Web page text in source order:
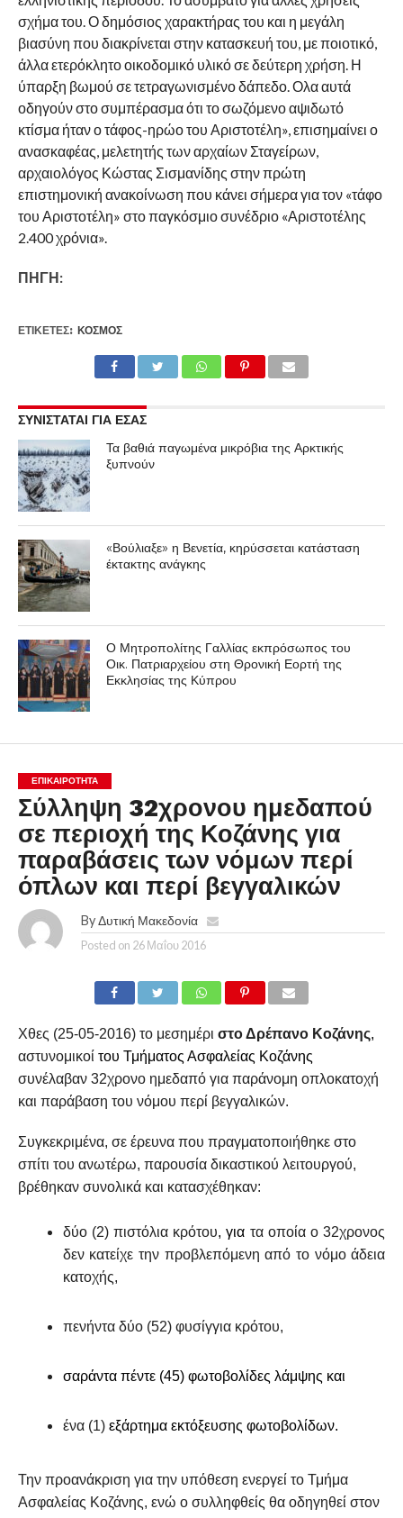
σχήμα του. Ο δημόσιος χαρακτήρας του και η μεγάλη
βιασύνη που διακρίνεται στην κατασκευή του, με ποιοτικό,
άλλα ετερόκλητο οικοδομικό υλικό σε δεύτερη χρήση. Η
ύπαρξη βωμού σε τετραγωνισμένο δάπεδο. Ολα αυτά
οδηγούν στο συμπέρασμα ότι το σωζόμενο αψιδωτό
κτίσμα ήταν ο τάφος-ηρώο του Αριστοτέλη», επισημαίνει ο
ανασκαφέας, μελετητής των αρχαίων Σταγείρων,
αρχαιολόγος Κώστας Σισμανίδης στην πρώτη
επιστημονική ανακοίνωση που κάνει σήμερα για τον «τάφο
του Αριστοτέλη» στο παγκόσμιο συνέδριο «Αριστοτέλης
2.400 χρόνια».
ΠΗΓΗ:
ΕΤΙΚΕΤΕΣ: ΚΌΣΜΟΣ
ΣΥΝΙΣΤΑΤΑΙ ΓΙΑ ΕΣΑΣ
Τα βαθιά παγωμένα μικρόβια της Αρκτικής
ξυπνούν
«Βούλιαξε» η Βενετία, κηρύσσεται κατάσταση
έκτακτης ανάγκης
Ο Μητροπολίτης Γαλλίας εκπρόσωπος του
Οικ. Πατριαρχείου στη Θρονική Εορτή της
Εκκλησίας της Κύπρου
ΕΠΙΚΑΙΡΟΤΗΤΑ
Σύλληψη 32χρονου ημεδαπού
σε περιοχή της Κοζάνης για
παραβάσεις των νόμων περί
όπλων και περί βεγγαλικών
By Δυτική Μακεδονία
Posted on 26 Μαΐου 2016
Χθες (25-05-2016) το μεσημέρι στο Δρέπανο Κοζάνης,
αστυνομικοί του Τμήματος Ασφαλείας Κοζάνης
συνέλαβαν 32χρονο ημεδαπό για παράνομη οπλοκατοχή
και παράβαση του νόμου περί βεγγαλικών.
Συγκεκριμένα, σε έρευνα που πραγματοποιήθηκε στο
σπίτι του ανωτέρω, παρουσία δικαστικού λειτουργού,
βρέθηκαν συνολικά και κατασχέθηκαν:
δύο (2) πιστόλια κρότου, για τα οποία ο 32χρονος
δεν κατείχε την προβλεπόμενη από το νόμο άδεια
κατοχής,
πενήντα δύο (52) φυσίγγια κρότου,
σαράντα πέντε (45) φωτοβολίδες λάμψης και
ένα (1) εξάρτημα εκτόξευσης φωτοβολίδων.
Την προανάκριση για την υπόθεση ενεργεί το Τμήμα
Ασφαλείας Κοζάνης, ενώ ο συλληφθείς θα οδηγηθεί στον